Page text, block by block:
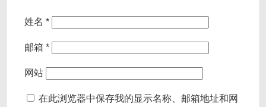
姓名 *
邮箱 *
网站
在此浏览器中保存我的显示名称、邮箱地址和网